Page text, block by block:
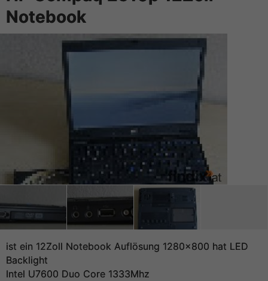
Notebook
ist ein 12Zoll Notebook Auflösung 1280x800 hat LED
Backlight
Intel U7600 Duo Core 1333Mhz